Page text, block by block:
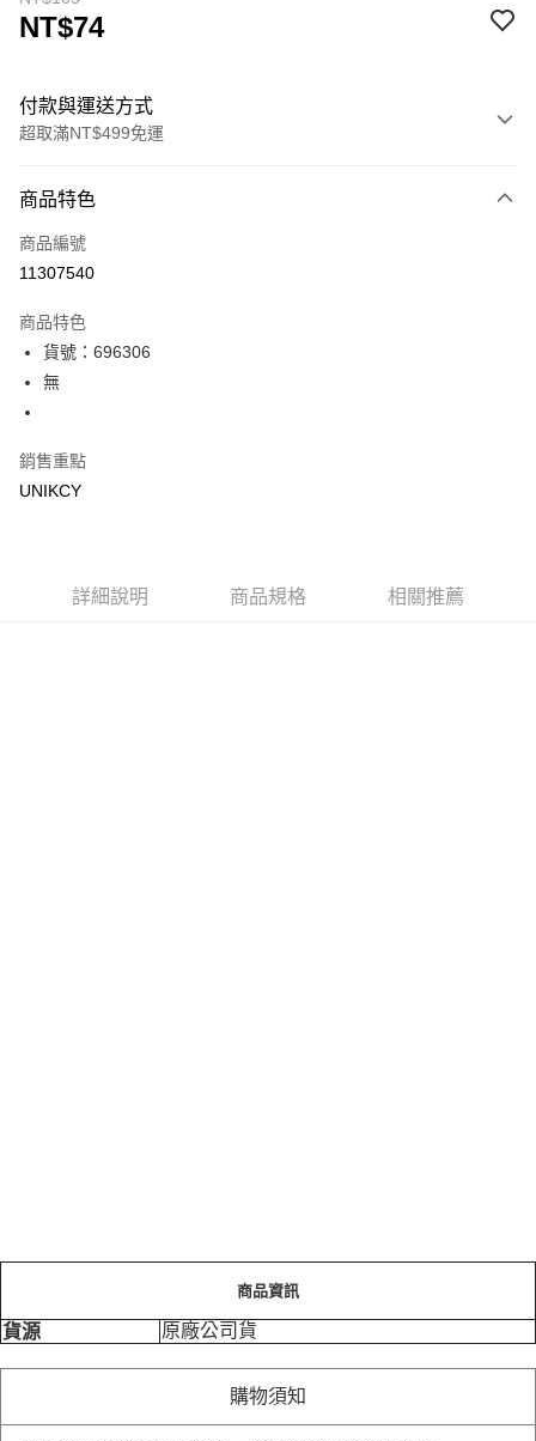
NT$74
付款與運送方式
超取滿NT$499免運
icash Pay
信用卡一次付款
LINE Pay
Apple Pay
商品特色
商品編號
11307540
商品特色
貨號：696306
無
銷售重點
UNIKCY
詳細說明 商品規格 相關推薦
商品資訊
貨源 原廠公司貨
購物須知